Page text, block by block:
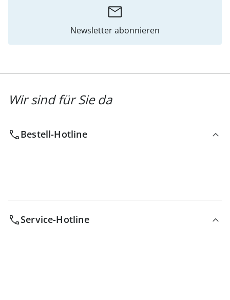
Newsletter abonnieren
Wir sind für Sie da
Bestell-Hotline
Service-Hotline